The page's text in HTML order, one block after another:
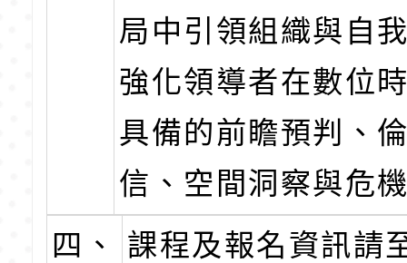
局中引領組織與自
強化領導者在數位
具備的前瞻預判、
信、空間洞察與危
四、
課程及報名資訊請